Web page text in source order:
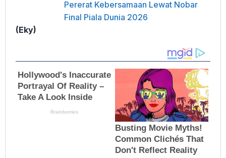
Pererat Kebersamaan Lewat Nobar
Final Piala Dunia 2026
(Eky)